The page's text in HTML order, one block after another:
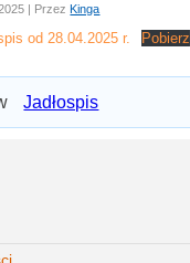
| Przez Kinga
od 28.04.2025 r. Pobierz
Jadłospis